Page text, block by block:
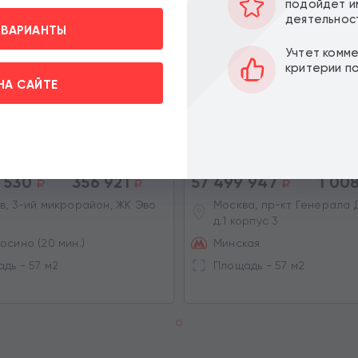
a 356 921 a
3-ий микрорайон, ЖК Эво
(20 мин.)
- 57 м2
57 499 947 a 1
Москва, пр-кт Генерала
д.1 корпус 3
Минская
Площадь - 57 м2
САЙТЕ
вы даете согласие на
на условиях и целях
подойдет
Учтет
критерии